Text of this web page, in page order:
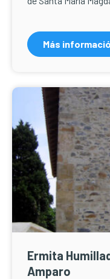
Más
Ermita
Amparo